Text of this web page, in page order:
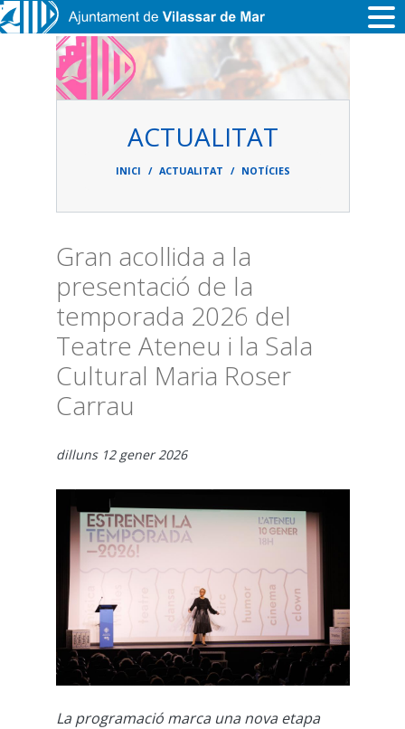
Vés al contingut
ACTUALITAT
d'ariadna
INICI ACTUALITAT NOTÍCIES
Gran acollida a la
presentació de la
temporada 2026 del
Teatre Ateneu i la Sala
Cultural Maria Roser
Carrau
dilluns 12 gener 2026
La programació marca una nova etapa